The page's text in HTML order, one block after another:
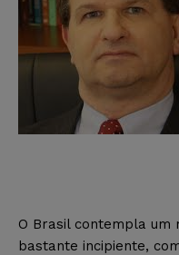
O Brasil contempla um
bastante incipiente,